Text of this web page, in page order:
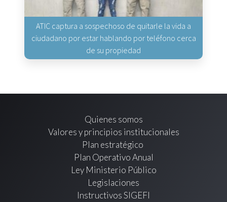
ATIC captura a sospechoso de quitarle la vida a
ciudadano por estar hablando por teléfono cerca
de su propiedad
Quienes somos
Valores y principios institucionales
Plan estratégico
Plan Operativo Anual
Ley Ministerio Público
Legislaciones
Instructivos SIGEFI